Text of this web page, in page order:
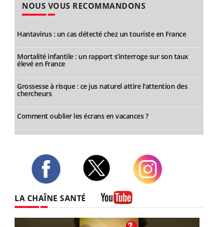
NOUS VOUS RECOMMANDONS
Hantavirus : un cas détecté chez un touriste en France
Mortalité infantile : un rapport s’interroge sur son taux
élevé en France
Grossesse à risque : ce jus naturel attire l'attention des
chercheurs
Comment oublier les écrans en vacances ?
LA CHAÎNE SANTÉ